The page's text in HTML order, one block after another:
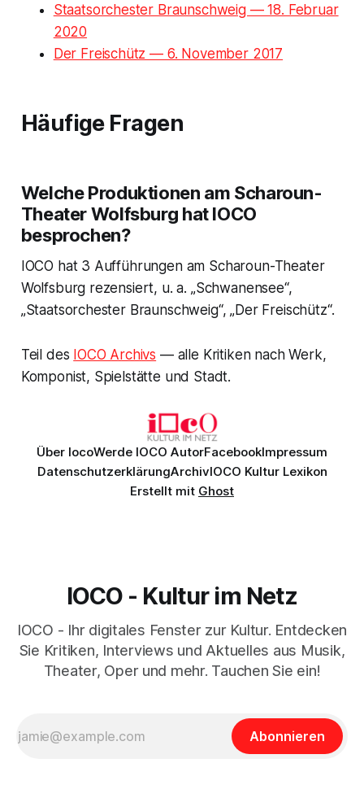
Staatsorchester Braunschweig — 18. Februar
2020
Der Freischütz — 6. November 2017
Häufige Fragen
Welche Produktionen am Scharoun-
Theater Wolfsburg hat IOCO
besprochen?
IOCO hat 3 Aufführungen am Scharoun-Theater
Wolfsburg rezensiert, u. a. „Schwanensee“,
„Staatsorchester Braunschweig“, „Der Freischütz“.
Teil des IOCO Archivs — alle Kritiken nach Werk,
Komponist, Spielstätte und Stadt.
Über IocoWerde IOCO AutorFacebookImpressum
DatenschutzerklärungArchivIOCO Kultur Lexikon
Erstellt mit Ghost
IOCO - Kultur im Netz
IOCO - Ihr digitales Fenster zur Kultur. Entdecken
Sie Kritiken, Interviews und Aktuelles aus Musik,
Theater, Oper und mehr. Tauchen Sie ein!
Abonnieren